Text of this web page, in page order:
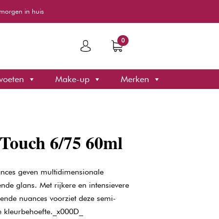
in huis
0
Make-up Merken
6/75 60ml
geven multidimensionale
glans. Met rijkere en intensievere
nuances voorziet deze semi-